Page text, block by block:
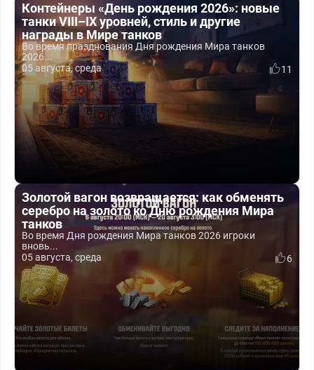
Контейнеры «День рождения 2026»: новые
танки VIII–IX уровней, стиль и другие
награды в Мире танков
Во время празднования Дня рождения Мира танков
2026...
05 августа, среда
11
Золотой вагон возвращается: как обменять
серебро на золото ко Дню рождения Мира
танков
Во время Дня рождения Мира танков 2026 игроки
вновь...
05 августа, среда
6